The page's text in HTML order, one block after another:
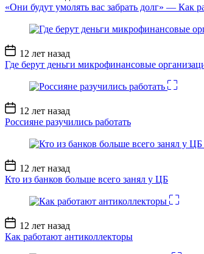
записи
«Они будут умолять вас забрать долг» — Как
Дата
записи
12 лет назад
Где берут деньги микрофинансовые
Дата
записи
12 лет назад
Россияне разучились работать
Дата
записи
12 лет назад
Кто из банков больше всего занял у ЦБ
Дата
записи
12 лет назад
Как работают антиколлекторы